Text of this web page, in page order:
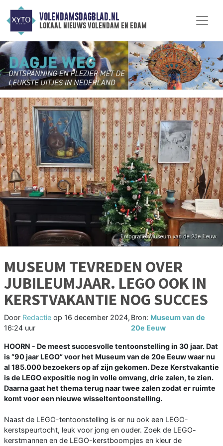
VOLENDAMSDAGBLAD.NL
lokaal nieuws volendam en edam
MUSEUM TEVREDEN OVER
JUBILEUMJAAR. LEGO OOK IN
KERSTVAKANTIE NOG SUCCES
Door Redactie op 16 december 2024,
16:24 uur
Bron: Museum van de
20e Eeuw
HOORN - De meest succesvolle tentoonstelling in 30 jaar. Dat
is “90 jaar LEGO” voor het Museum van de 20e Eeuw waar nu
al 185.000 bezoekers op af zijn gekomen. Deze Kerstvakantie
is de LEGO expositie nog in volle omvang, drie zalen, te zien.
Daarna gaat het thema terug naar twee zalen zodat er ruimte
komt voor een nieuwe wisseltentoonstelling.
Naast de LEGO-tentoonstelling is er nu ook een LEGO-
kerstspeurtocht, leuk voor jong en ouder. Zoek de LEGO-
kerstmannen en de LEGO-kerstboompjes en kleur de